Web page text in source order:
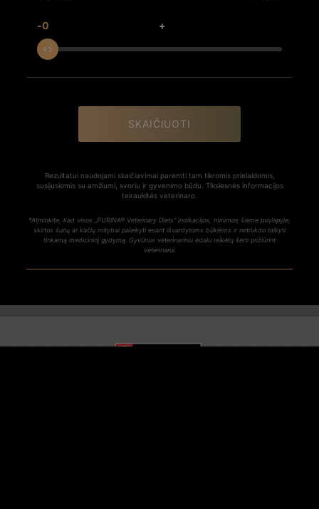
-0 +
SKAIČIUOTI
Rezultatui naudojami skaičiavimai paremti tam tikromis prielaidomis,
susijusiomis su amžiumi, svoriu ir gyvenimo būdu. Tikslesnės informacijos
teiraukitės veterinaro.
*Atminkite, kad visos „PURINA® Veterinary Diets“ indikacijos, minimos šiame puslapyje,
skirtos šunų ar kačių mitybai palaikyti esant išvardytoms būklėms ir netrukdo taikyti
tinkamą medicininį gydymą. Gyvūnus veterinariniu ėdalu reikėtų šerti prižiūrint
veterinarui.